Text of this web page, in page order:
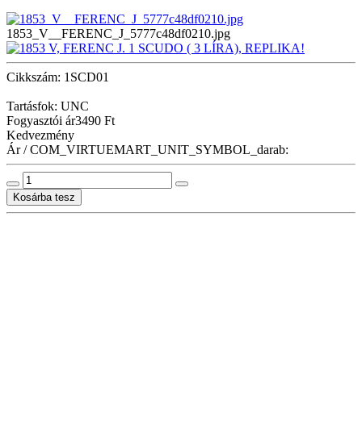
1853_V__FERENC_J_5777c48df0210.jpg
Cikkszám: 1SCD01
Tartásfok: UNC
Fogyasztói ár3490 Ft
Kedvezmény
Ár / COM_VIRTUEMART_UNIT_SYMBOL_darab: